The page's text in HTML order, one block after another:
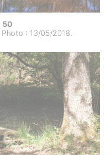
50
: 13/05/2018.